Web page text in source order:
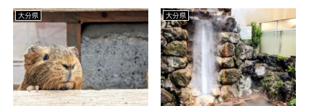
大分県 大分県